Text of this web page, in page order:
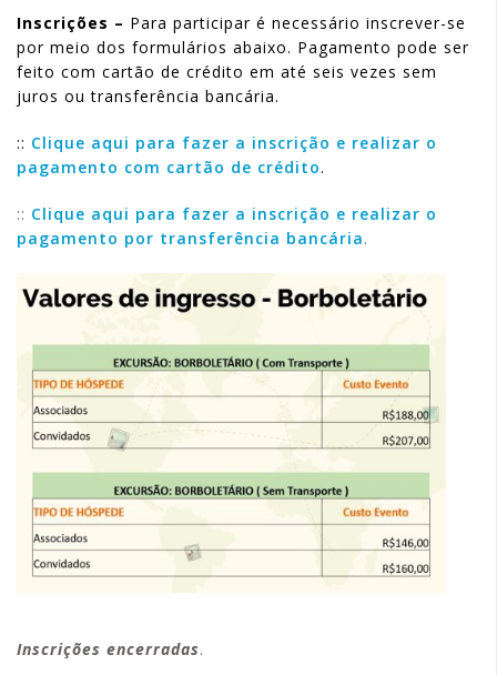
Inscrições – Para participar é necessário inscrever-se
por meio dos formulários abaixo. Pagamento pode ser
feito com cartão de crédito em até seis vezes sem
juros ou transferência bancária.
:: Clique aqui para fazer a inscrição e realizar o
pagamento com cartão de crédito.
:: Clique aqui para fazer a inscrição e realizar o
pagamento por transferência bancária.
Inscrições encerradas.